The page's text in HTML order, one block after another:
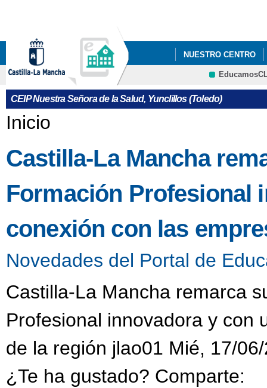
NUESTRO CENTRO
INSTAGRAM DEL
CRFP
CEIP Nuestra Señora de la Salud, Yunclillos (Toledo)
Se encuentra usted aquí
Inicio
Castilla-La Mancha
Formación Profesional
conexión con las
Novedades del Portal de
Castilla-La Mancha remarca
Profesional innovadora y con
de la región jlao01 Mié, 17/
¿Te ha gustado? Comparte: